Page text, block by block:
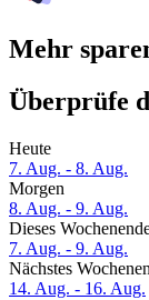
Mehr
Überprüfe
Heute
7. Aug. - 8. Aug.
Morgen
8. Aug. - 9. Aug.
Dieses
7. Aug. - 9. Aug.
Nächstes
14. Aug. - 16. Aug.